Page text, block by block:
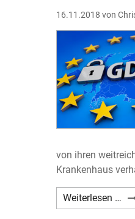
16.11.2018 von
von ihren
Krankenhaus
Weiterlesen …